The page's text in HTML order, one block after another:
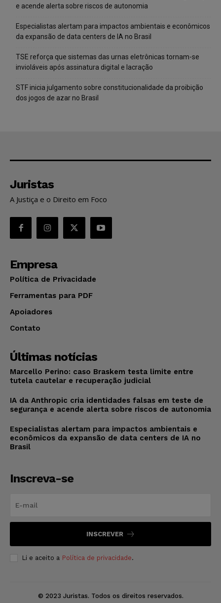
e acende alerta sobre riscos de autonomia
Especialistas alertam para impactos ambientais e econômicos
da expansão de data centers de IA no Brasil
TSE reforça que sistemas das urnas eletrônicas tornam-se
invioláveis após assinatura digital e lacração
STF inicia julgamento sobre constitucionalidade da proibição
dos jogos de azar no Brasil
Juristas
A Justiça e o Direito em Foco
Empresa
Política de Privacidade
Ferramentas para PDF
Apoiadores
Contato
Últimas notícias
Marcello Perino: caso Braskem testa limite entre
tutela cautelar e recuperação judicial
IA da Anthropic cria identidades falsas em teste de
segurança e acende alerta sobre riscos de autonomia
Especialistas alertam para impactos ambientais e
econômicos da expansão de data centers de IA no
Brasil
Inscreva-se
INSCREVER
Li e aceito a Política de privacidade.
© 2023 Juristas. Todos os direitos reservados.